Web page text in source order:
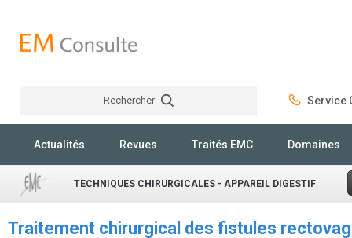
Rechercher Service
Actualités Revues Traités EMC Domaines
TECHNIQUES CHIRURGICALES - APPAREIL DIGESTIF
Traitement chirurgical des fistules